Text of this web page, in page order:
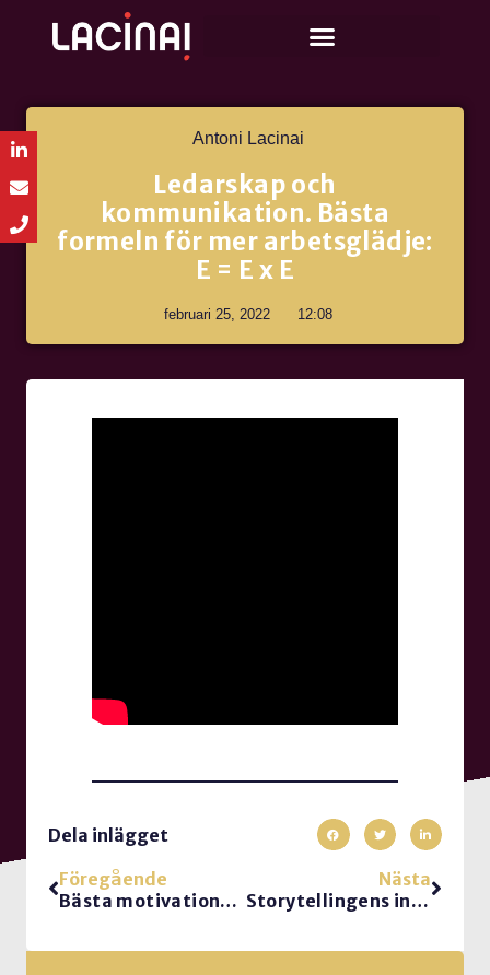
Antoni Lacinai
Ledarskap och
kommunikation. Bästa
formeln för mer arbetsglädje:
E = E x E
februari 25, 2022 12:08
Dela inlägget
Föregående
Bästa motivationsformeln för mer arbetsglädje och bättre prestation
Nästa
Storytellingens ingredienser